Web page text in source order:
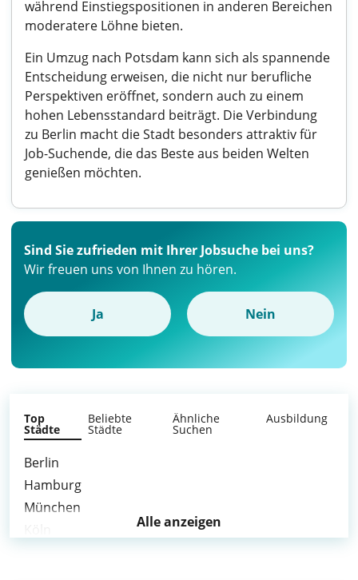
während Einstiegspositionen in anderen Bereichen
moderatere Löhne bieten.
Ein Umzug nach Potsdam kann sich als spannende
Entscheidung erweisen, die nicht nur berufliche
Perspektiven eröffnet, sondern auch zu einem
hohen Lebensstandard beiträgt. Die Verbindung
zu Berlin macht die Stadt besonders attraktiv für
Job-Suchende, die das Beste aus beiden Welten
genießen möchten.
Sind Sie zufrieden mit Ihrer Jobsuche bei uns?
Wir freuen uns von Ihnen zu hören.
Ja Nein
Top
Städte
Beliebte
Städte
Ähnliche
Suchen
Ausbildung
Berlin
Hamburg
München
Alle anzeigen